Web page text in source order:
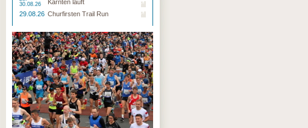
30.08.26
Kärnten läuft
29.08.26 Churfirsten Trail Run